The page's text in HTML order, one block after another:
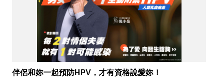
伴侶和妳一起預防HPV，才有資格說愛妳！